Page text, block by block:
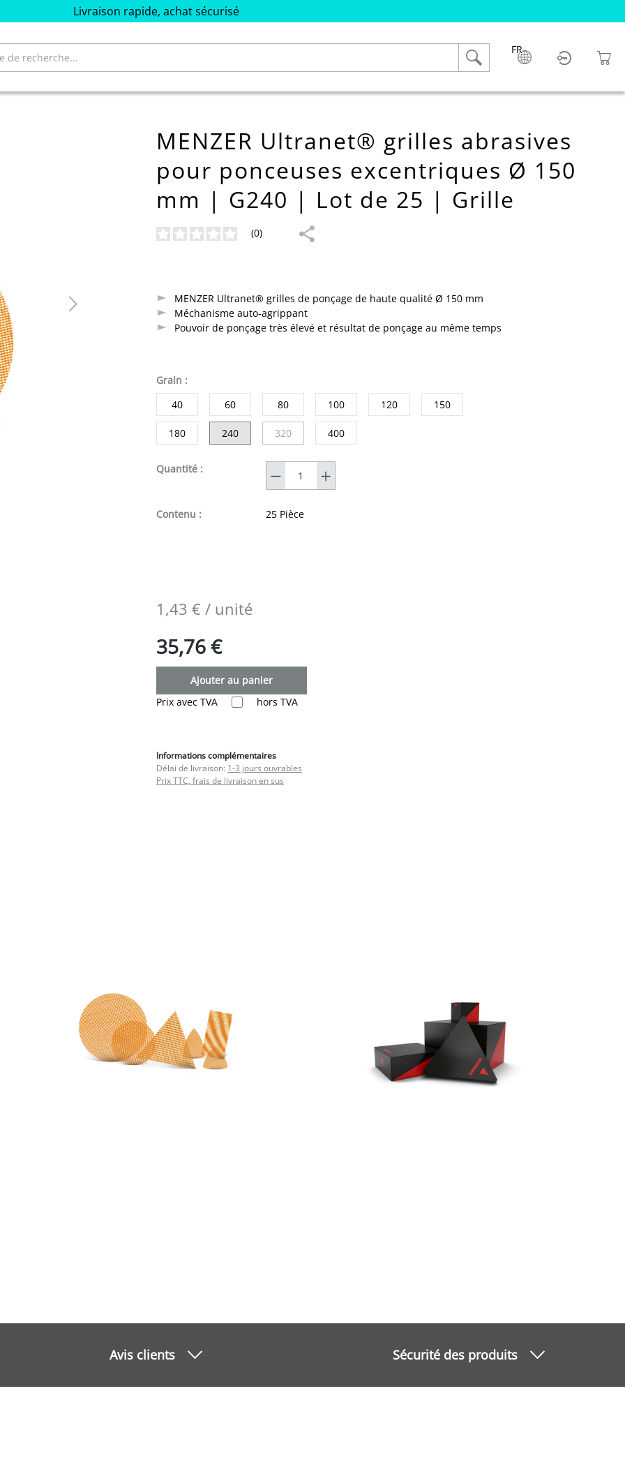
Livraison rapide, achat sécurisé
FR
MENZER Ultranet® grilles abrasives
pour ponceuses excentriques Ø 150
mm | G240 | Lot de 25 | Grille
(0)
MENZER Ultranet® grilles de ponçage de haute qualité Ø 150 mm
Méchanisme auto-agrippant
Pouvoir de ponçage très élevé et résultat de ponçage au même temps
Grainsélectionner
:
40
60 80 100 120 150
180 240 320
(Cette option n'est pas disponible pour le moment.)
400
Quantité :
Contenu : 25 Pièce
1,43 € / unité
35,76 €
Ajouter au panier
Prix avec TVA
hors TVA
Informations complémentaires
Délai de livraison: 1-3 jours ouvrables
Prix TTC, frais de livraison en sus
Avis clients Sécurité des produits